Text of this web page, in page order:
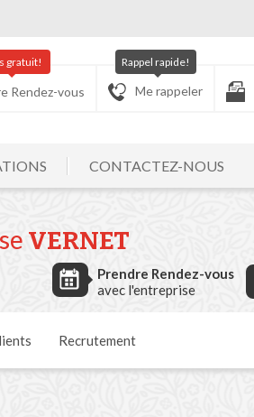
Rendez-vous
gratuit!
Me rappeler
Rappel rapide!
CONTACTEZ-NOUS
VERNET
Prendre Rendez-vous
avec l'entreprise
Recrutement